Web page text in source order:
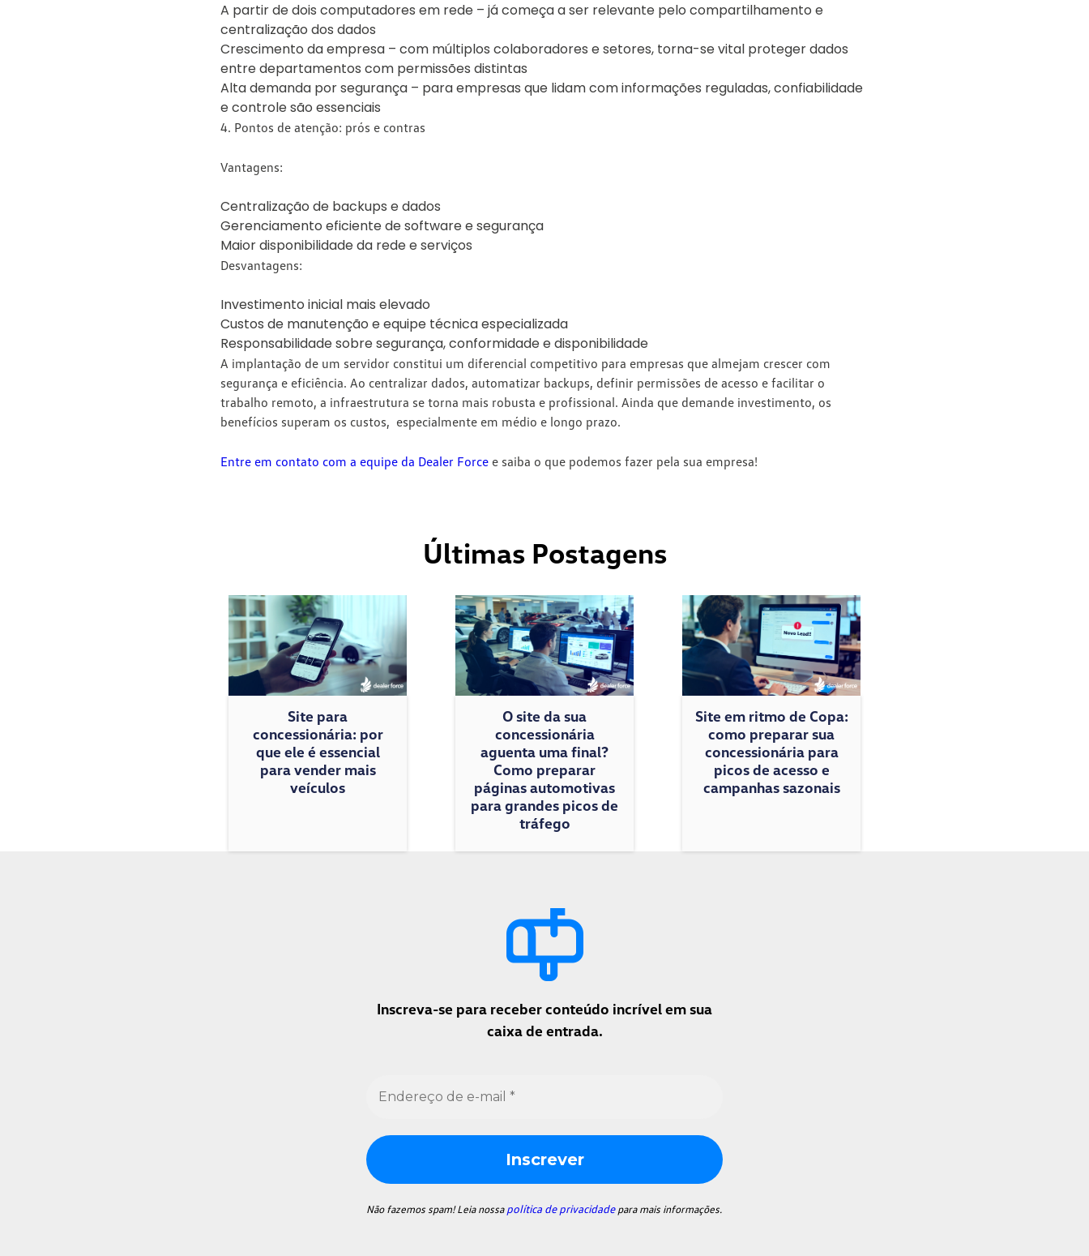
A partir de dois computadores em rede – já começa a ser relevante pelo compartilhamento e
centralização dos dados
Crescimento da empresa – com múltiplos colaboradores e setores, torna-se vital proteger dados
entre departamentos com permissões distintas
Alta demanda por segurança – para empresas que lidam com informações reguladas, confiabilidade
e controle são essenciais
4. Pontos de atenção: prós e contras
Vantagens:
Centralização de backups e dados
Gerenciamento eficiente de software e segurança
Maior disponibilidade da rede e serviços
Desvantagens:
Investimento inicial mais elevado
Custos de manutenção e equipe técnica especializada
Responsabilidade sobre segurança, conformidade e disponibilidade
A implantação de um servidor constitui um diferencial competitivo para empresas que almejam crescer com
segurança e eficiência. Ao centralizar dados, automatizar backups, definir permissões de acesso e facilitar o
trabalho remoto, a infraestrutura se torna mais robusta e profissional. Ainda que demande investimento, os
benefícios superam os custos, especialmente em médio e longo prazo.
Entre em contato com a equipe da Dealer Force e saiba o que podemos fazer pela sua empresa!
Últimas Postagens
Site para
concessionária: por
que ele é essencial
para vender mais
veículos
O site da sua
concessionária
aguenta uma final?
Como preparar
páginas automotivas
para grandes picos de
tráfego
Site em ritmo de Copa:
como preparar sua
concessionária para
picos de acesso e
campanhas sazonais
Inscreva-se para receber conteúdo incrível em sua
caixa de entrada.
Não fazemos spam! Leia nossapolítica de privacidadepara mais informações.